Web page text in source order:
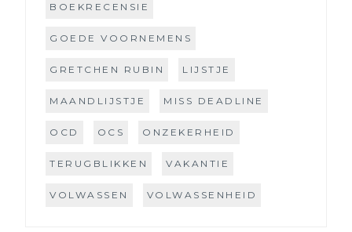
BOEKRECENSIE
GOEDE VOORNEMENS
GRETCHEN RUBIN LIJSTJE
MAANDLIJSTJE MISS DEADLINE
OCD OCS ONZEKERHEID
TERUGBLIKKEN VAKANTIE
VOLWASSEN VOLWASSENHEID